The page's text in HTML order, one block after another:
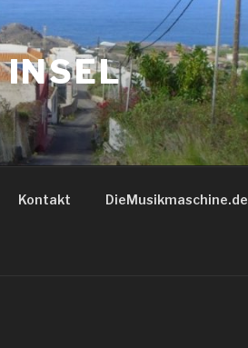
INSEL
Kontakt DieMusikmaschine.de